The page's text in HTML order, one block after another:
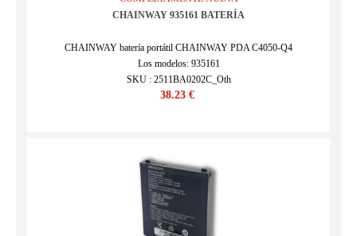
CHAINWAY 935161 BATERÍA
CHAINWAY batería portátil CHAINWAY PDA C4050-Q4
Los modelos: 935161
SKU : 2511BA0202C_Oth
38.23 €